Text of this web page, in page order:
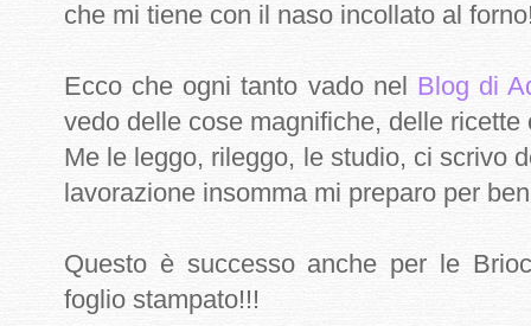
che mi tiene con il naso incollato al
Ecco che ogni tanto vado nel
Blog di
vedo delle cose magnifiche, delle
Me le leggo, rileggo, le studio, ci scrivo
lavorazione insomma mi preparo per
Questo è successo anche per le
foglio stampato!!!